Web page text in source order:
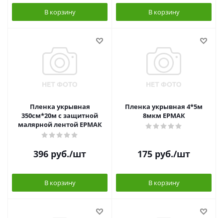
В корзину В корзину
Пленка укрывная
350см*20м с защитной
малярной лентой ЕРМАК
396 руб./шт
В корзину
Пленка укрывная 4*5м
8мкм ЕРМАК
175 руб./шт
В корзину